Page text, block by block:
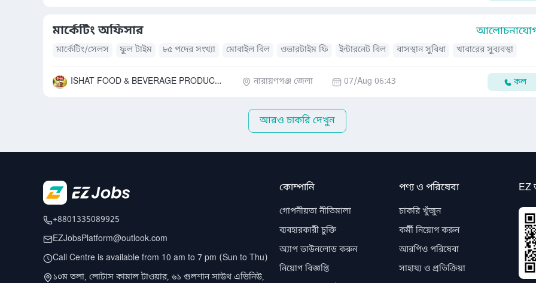
মার্কেটিং অফিসার
মার্কেটিং/সেলস ফুল টাইম ৮৫ পদের সংখ্যা মোবাইল বিল ওভারটাইম ফি ইন্টারনেট বিল বাসস্থান সুবিধা
খাবারের সুব্যবস্থা
ISHAT FOOD & BEVERAGE PRODUCTS LIMITED
নারায়ণগঞ্জ জেলা 07/Aug 06:43 কল
আরও চাকরি দেখুন
+8801335089925
EZJobsPlatform@outlook.com
Call Centre is available from 10 am to 7 pm (Sun to Thu)
১০ম তলা, লোটাস কামাল টাওয়ার, ৬১ গুলশান সাউথ এভিনিউ,
কোম্পানি
গোপনীয়তা নীতিমালা
ব্যবহারকারী চুক্তি
অ্যাপ ডাউনলোড করুন
নিয়োগ বিজ্ঞপ্তি
পণ্য ও পরিষেবা
চাকরি খুঁজুন
কর্মী নিয়োগ করুন
আরপিও পরিষেবা
সাহায্য ও প্রতিক্রিয়া
EZ